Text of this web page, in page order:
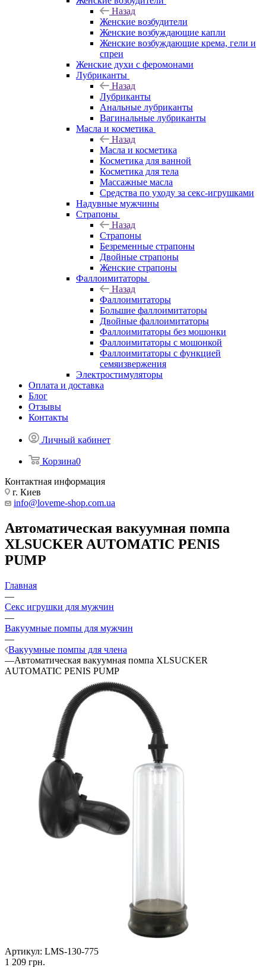
Назад
Женские возбудители
Женские возбуждающие капли
Женские возбуждающие крема, гели и
спреи
Женские духи с феромонами
Лубриканты
Назад
Лубриканты
Анальные лубриканты
Вагинальные лубриканты
Масла и косметика
Назад
Масла и косметика
Косметика для ванной
Косметика для тела
Массажные масла
Средства по уходу за секс-игрушками
Надувные мужчины
Страпоны
Назад
Страпоны
Безременные страпоны
Двойные страпоны
Женские страпоны
Фаллоимитаторы
Назад
Фаллоимитаторы
Большие фаллоимитаторы
Двойные фаллоимитаторы
Фаллоимитаторы без мошонки
Фаллоимитаторы с мошонкой
Фаллоимитаторы с функцией
семяизвержения
Электростимуляторы
Оплата и доставка
Блог
Отзывы
Контакты
Личный кабинет
Корзина0
Контактная информация
г. Киев
info@loveme-shop.com.ua
Автоматическая вакуумная помпа
XLSUCKER AUTOMATIC PENIS
PUMP
Главная
—
Секс игрушки для мужчин
—
Вакуумные помпы для мужчин
—
Вакуумные помпы для члена
—Автоматическая вакуумная помпа XLSUCKER
AUTOMATIC PENIS PUMP
Артикул: LMS-130-775
1 209 грн.